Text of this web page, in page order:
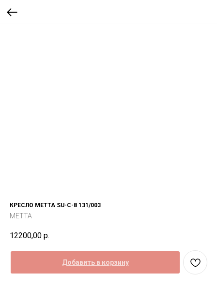
КРЕСЛО МЕТТА SU-С-8 131/003
МЕТТА
12200,00 р.
Добавить в корзину